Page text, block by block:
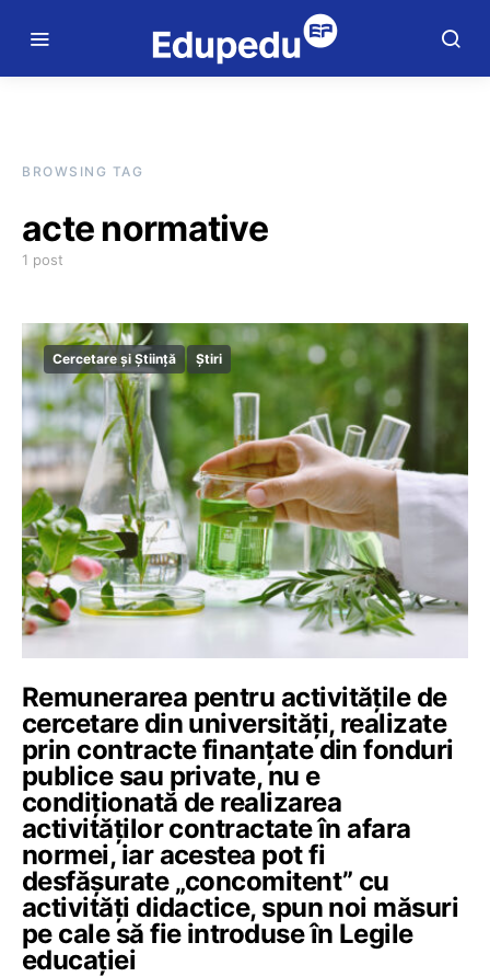
BROWSING TAG
acte normative
1 post
Cercetare și Știință Știri
Remunerarea pentru activitățile de
cercetare din universități, realizate
prin contracte finanțate din fonduri
publice sau private, nu e
condiționată de realizarea
activităților contractate în afara
normei, iar acestea pot fi
desfășurate „concomitent” cu
activități didactice, spun noi măsuri
pe cale să fie introduse în Legile
educației